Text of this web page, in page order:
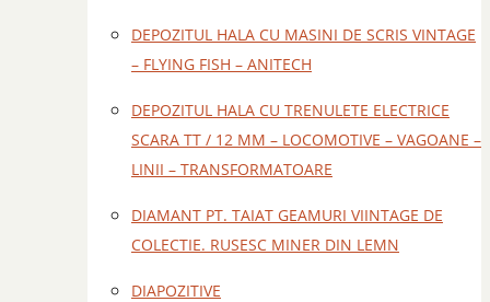
DEPOZITUL HALA CU MASINI DE SCRIS VINTAGE
– FLYING FISH – ANITECH
DEPOZITUL HALA CU TRENULETE ELECTRICE
SCARA TT / 12 MM – LOCOMOTIVE – VAGOANE –
LINII – TRANSFORMATOARE
DIAMANT PT. TAIAT GEAMURI VIINTAGE DE
COLECTIE. RUSESC MINER DIN LEMN
DIAPOZITIVE